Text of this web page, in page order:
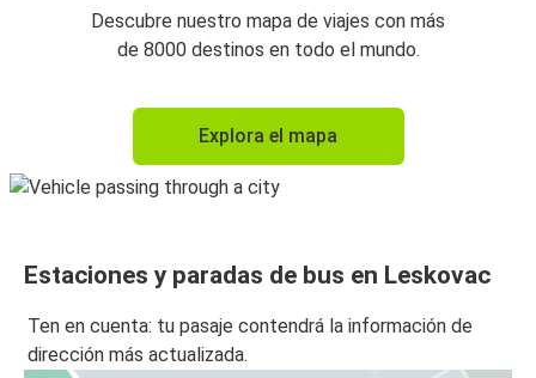
Descubre nuestro mapa de viajes con más
de 8000 destinos en todo el mundo.
Explora el mapa
Estaciones y paradas de bus en Leskovac
Ten en cuenta: tu pasaje contendrá la información de
dirección más actualizada.